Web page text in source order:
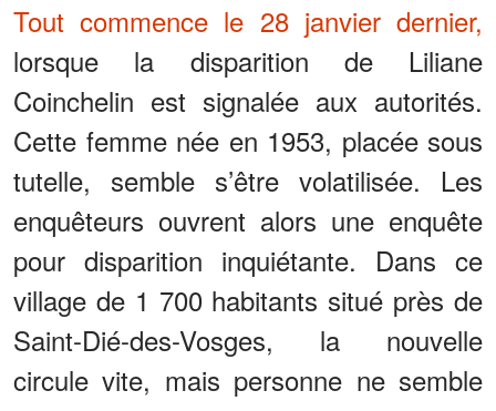
Tout commence le 28 janvier dernier,
lorsque la disparition de Liliane
Coinchelin est signalée aux autorités.
Cette femme née en 1953, placée sous
tutelle, semble s’être volatilisée. Les
enquêteurs ouvrent alors une enquête
pour disparition inquiétante. Dans ce
village de 1 700 habitants situé près de
Saint-Dié-des-Vosges, la nouvelle
circule vite, mais personne ne semble